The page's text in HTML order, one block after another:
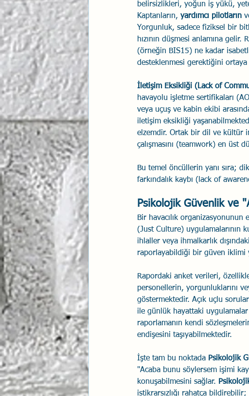
belirsizlikleri, yoğun iş yükü,
Kaptanların, yardımcı pilotların
Yorgunluk, sadece fiziksel bir
hızının düşmesi anlamına
(örneğin BIS15) ne kadar
desteklenmesi gerektiğini ortaya
İletişim Eksikliği (Lack of
havayolu işletme sertifikaları
veya uçuş ve kabin ekibi
iletişim eksikliği
elzemdir. Ortak bir dil ve kültür
çalışmasını (teamwork) en üst
Bu temel öncüllerin yanı sıra;
farkındalık kaybı (lack of
Psikolojik Güvenlik ve
Bir havacılık
(Just Culture) uygulamalarının
ihlaller veya ihmalkarlık
raporlayabildiği bir güven iklimi
Rapordaki anket verileri, özellikle
personellerin, yorgunluklarını
göstermektedir. Açık uçlu
ile günlük hayattaki
raporlamanın kendi
endişesini taşıyabilmektedir.
İşte tam bu noktada Psikolojik
"Acaba bunu söylersem işimi
konuşabilmesini sağlar.
istikrarsızlığı rahatça